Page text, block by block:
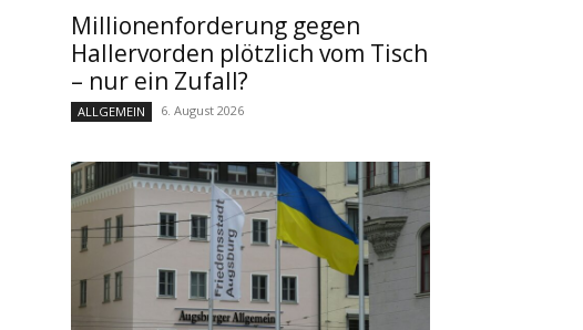
Millionenforderung gegen
Hallervorden plötzlich vom Tisch
– nur ein Zufall?
ALLGEMEIN 6. August 2026